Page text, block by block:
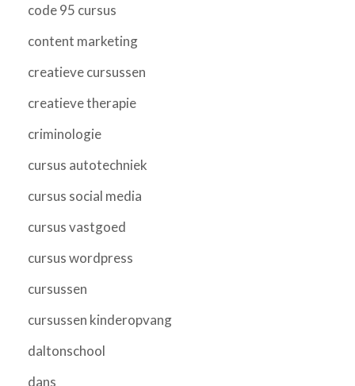
code 95 cursus
content marketing
creatieve cursussen
creatieve therapie
criminologie
cursus autotechniek
cursus social media
cursus vastgoed
cursus wordpress
cursussen
cursussen kinderopvang
daltonschool
dans